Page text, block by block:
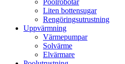
Poolrobotar
Liten bottensugar
Rengöringsutrustning
Uppvärmning
Värmepumpar
Solvärme
Elvärmare